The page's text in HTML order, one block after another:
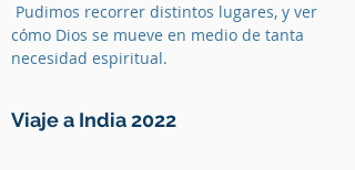
Pudimos recorrer distintos lugares, y ver
cómo Dios se mueve en medio de tanta
necesidad espiritual.
Viaje a India 2022